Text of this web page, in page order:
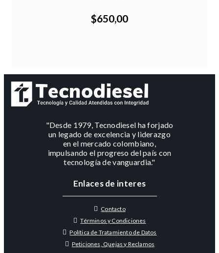
$650,00
"Desde 1979, Tecnodiesel ha forjado
un legado de excelencia y liderazgo
en el mercado colombiano,
impulsando el progreso del país con
tecnología de vanguardia."
Enlaces de interes
Contacto
Términos y Condiciones
Política de Tratamiento de Datos
Peticiones, Quejas y Reclamos